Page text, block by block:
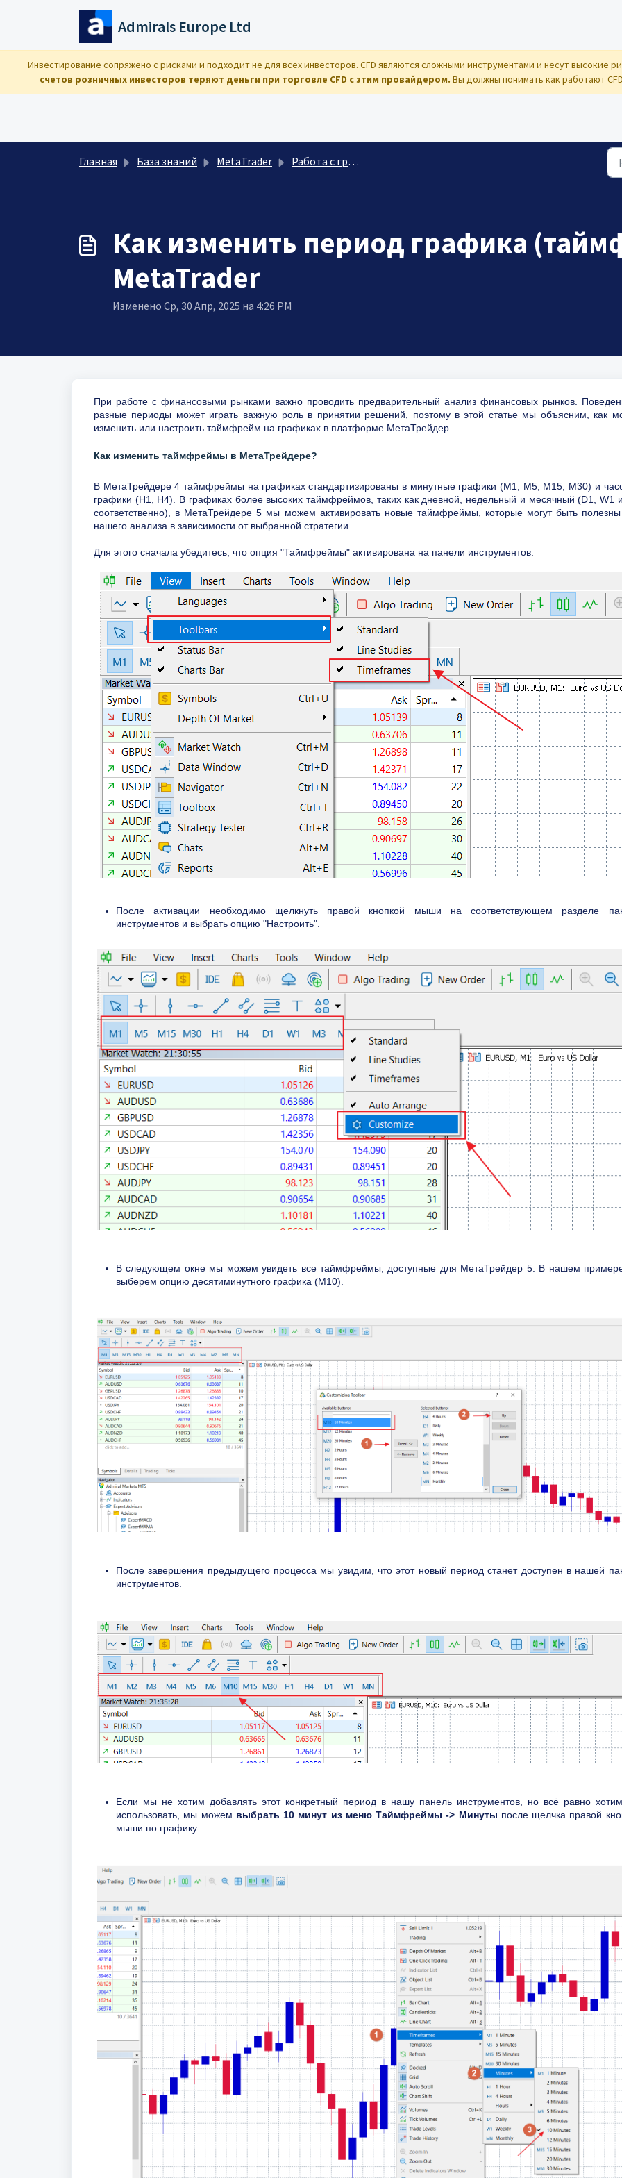
Переход к главному содержимому
Admirals Europe Ltd
Инвестирование сопряжено с рисками и подходит не для всех инвесторов. CFD являются сложными инструментами и несут высокие
счетов розничных инвесторов теряют деньги при торговле CFD с этим провайдером. Вы должны понимать как работают
Главная База знаний MetaTrader Работа с графиками
Как изменить период графика
MetaTrader
Изменено Ср, 30 Апр, 2025 на 4:26 PM
При работе с финансовыми рынками важно проводить предварительный анализ финансовых рынков.
разные периоды может играть важную роль в принятии решений, поэтому в этой статье мы объясним, как
изменить или настроить таймфрейм на графиках в платформе МетаТрейдер.
Как изменить таймфреймы в МетаТрейдере?
В МетаТрейдере 4 таймфреймы на графиках стандартизированы в минутные графики (M1, M5, M15, M30) и
графики (H1, H4). В графиках более высоких таймфреймов, таких как дневной, недельный и месячный (D1, W1
соответственно), в МетаТрейдере 5 мы можем активировать новые таймфреймы, которые могут быть
нашего анализа в зависимости от выбранной стратегии.
Для этого сначала убедитесь, что опция "Таймфреймы" активирована на панели инструментов:
После активации необходимо щелкнуть правой кнопкой мыши на соответствующем разделе
инструментов и выбрать опцию "Настроить".
В следующем окне мы можем увидеть все таймфреймы, доступные для МетаТрейдер 5. В нашем
выберем опцию десятиминутного графика (M10).
После завершения предыдущего процесса мы увидим, что этот новый период станет доступен в нашей
инструментов.
Если мы не хотим добавлять этот конкретный период в нашу панель инструментов, но всё равно
использовать, мы можем выбрать 10 минут из меню Таймфреймы -> Минуты после щелчка правой
мыши по графику.